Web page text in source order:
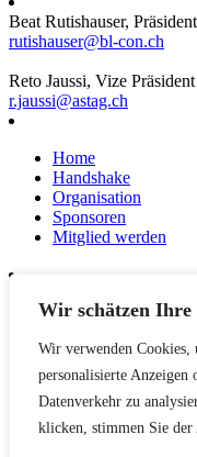
Wir schätzen
Wir verwenden Cookies,
personalisierte Anzeigen
Datenverkehr zu
klicken, stimmen Sie der
Beat Rutishauser, Präsident
rutishauser@bl-con.ch
Reto Jaussi, Vize Präsident
r.jaussi@astag.ch
Home
Handshake
Organisation
Sponsoren
Mitglied werden
News
Netzwerk
Kontakt